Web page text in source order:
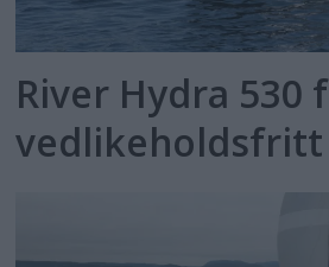
River Hydra 530